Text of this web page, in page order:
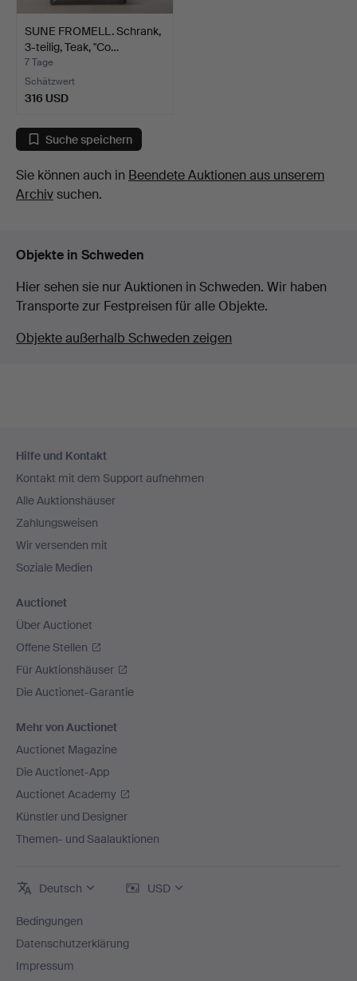
SUNE FROMELL. Schrank,
3-teilig, Teak, "Co…
7 Tage
Schätzwert
316 USD
Suche speichern
Sie können auch in Beendete Auktionen aus unserem
Archivsuchen.
Objekte in Schweden
Hier sehen sie nur Auktionen in Schweden. Wir haben
Transporte zur Festpreisen für alle Objekte.
Objekte außerhalb Schweden zeigen
Navigation
Hilfe und Kontakt
Kontakt mit dem Support aufnehmen
Alle Auktionshäuser
Zahlungsweisen
Wir versenden mit
Soziale Medien
Auctionet
Über Auctionet
Offene Stellen
Für Auktionshäuser
Die Auctionet-Garantie
Mehr von Auctionet
Auctionet Magazine
Die Auctionet-App
Auctionet Academy
Künstler und Designer
Themen- und Saalauktionen
Deutsch USD
Bedingungen
Datenschutzerklärung
Impressum